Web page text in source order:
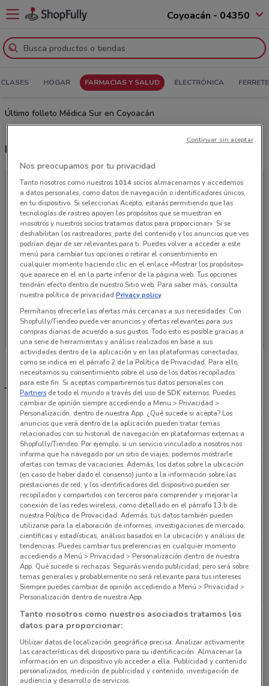
Coyoacán - 04350
HOGAR FARMACIAS Y SALUD ELECTRÓNICA
Último folleto Médica Sur en Coyoacán
Últimas ofertas Médica Sur
En este momento no hay ofertas vigentes
Tiendas Médica Sur más cercanas
Av. Revolución no. 1578 Ciudad De México
1.3 km
ABIERTO
Av. Río de la Magdalena No. 117 Ciudad De México
1.5 km
ABIERTO
Av. Insurgentes Sur No. 1772 Ciudad De México
1.8 km
ABIERTO
Av. Miguel Angel de Quevedo No. 432 Local B
Ciudad De México
2 km
ABIERTO
Av. Río Mixcoac No. 97 Ciudad De México
2.6 km
ABIERTO
Todas las tiendas Médica Sur
Nos preocupamos por tu privacidad
Tanto nosotros como nuestros 1014socios almacenamos y accedemos
a datos personales, como datos de navegación o identificadores únicos,
en tu dispositivo. Si seleccionas Acepto, estarás permitiendo que las
tecnologías de rastreo apoyen los propósitos que se muestran en
«nosotros y nuestros socios tratamos datos para proporcionar». Si se
deshabilitan los rastreadores, parte del contenido y los anuncios que ves
podrían dejar de ser relevantes para ti. Puedes volver a acceder a este
menú para cambiar tus opciones o retirar el consentimiento en
cualquier momento haciendo clic en el enlace «Mostrar los propósitos»
que aparece en el en la parte inferior de la página web. Tus opciones
tendrán efecto dentro de nuestro Sitio web. Para saber más, consulta
nuestra política de privacidad.Privacy policy
Permítanos ofrecerle las ofertas más cercanas a sus necesidades: Con
Shopfully/Tiendeo puede ver anuncios y ofertas relevantes para sus
compras diarias de acuerdo a sus gustos. Todo esto es posible gracias a
una serie de herramientas y análisis realizados en base a sus
actividades dentro de la aplicación y en las plataformas conectadas,
como se indica en el párrafo 2 de la Política de Privacidad. Para ello,
necesitamos su consentimiento sobre el uso de los datos recopilados
para este fin. Si aceptas compartiremos tus datos personales con
Partners de todo el mundo a través del uso de SDK externos. Puedes
cambiar de opinión siempre accediendo a Menu > Privacidad >
Personalización, dentro de nuestra App. ¿Qué sucede si acepta? Los
anuncios que verá dentro de la aplicación pueden tratar temas
relacionados con su historial de navegación en plataformas externas a
Shopfully/Tiendeo. Por ejemplo, si un servicio vinculado a nosotros nos
informa que ha navegado por un sitio de viajes, podemos mostrarle
ofertas con temas de vacaciones. Además, los datos sobre la ubicación
(en caso de haber dado el consenso) junto a la información sobre las
prestaciones de red, y los identificadores del dispositivo pueden ser
recopilados y compartidos con terceros para comprender y mejorar la
conexión de las redes wireless, como detallado en el párrafo 13.b de
nuestra Política de Provacidad. Además, tus datos también pueden
utilizarse para la elaboración de informes, investigaciones de mercado,
científicas y estadísticas, análisis basados en la ubicación y análisis de
tendencias. Puedes cambiar tus preferencias en cualquier momento
accediendo a Menú > Privacidad > Personalización dentro de nuestra
App. Qué sucede si rechazas: Seguirás viendo publicidad, pero será sobre
temas generales y probablemente no será relevante para tus intereses.
Siempre puedes cambiar de opinión accediendo a Menú > Privacidad >
Personalización dentro de nuestra App.
Tanto nosotros como nuestros asociados tratamos los
datos para proporcionar:
Utilizar datos de localización geográfica precisa. Analizar activamente
las características del dispositivo para su identificación. Almacenar la
información en un dispositivo y/o acceder a ella. Publicidad y contenido
personalizados, medición de publicidad y contenido, investigación de
audiencia y desarrollo de servicios.
Continuar sin aceptar